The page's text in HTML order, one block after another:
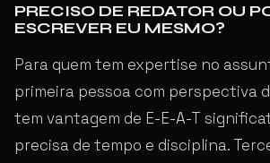
PRECISO DE REDATOR OU
ESCREVER EU MESMO?
Para quem tem expertise no
primeira pessoa com perspectiva
tem vantagem de E-E-A-T
precisa de tempo e disciplina.